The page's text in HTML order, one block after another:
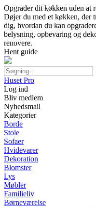
Opgrader dit køkken uden at
Døjer du med et køkken, der
dig, hvordan du kan
belysning, opbevaring og
renovere.
Hent guide
Huset Pro
Log ind
Bliv medlem
Nyhedsmail
Kategorier
Borde
Stole
Sofaer
Hvidevarer
Dekoration
Blomster
Lys
Møbler
Familieliv
Børneværelse